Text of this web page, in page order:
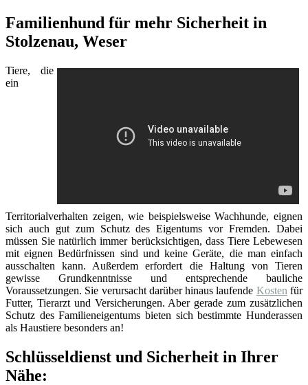
Familienhund für mehr Sicherheit in
Stolzenau, Weser
Tiere, die
ein
Territorialverhalten zeigen, wie beispielsweise Wachhunde, eignen
sich auch gut zum Schutz des Eigentums vor Fremden. Dabei
müssen Sie natürlich immer berücksichtigen, dass Tiere Lebewesen
mit eignen Bedürfnissen sind und keine Geräte, die man einfach
ausschalten kann. Außerdem erfordert die Haltung von Tieren
gewisse Grundkenntnisse und entsprechende bauliche
Voraussetzungen. Sie verursacht darüber hinaus laufende Kosten für
Futter, Tierarzt und Versicherungen. Aber gerade zum zusätzlichen
Schutz des Familieneigentums bieten sich bestimmte Hunderassen
als Haustiere besonders an!
Schlüsseldienst und Sicherheit in Ihrer
Nähe: